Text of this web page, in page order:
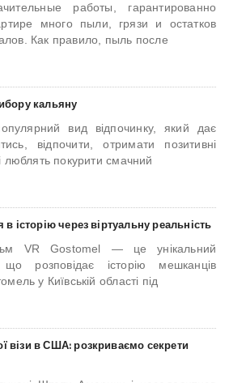
работы, гарантированно
много пыли, грязи и остатков
Как правило, пыль после
кальяну
вид відпочинку, який дає
відпочити, отримати позитивні
люблять покурити смачний
історію через віртуальну реальність
VR Gostomel — це унікальний
що розповідає історію мешканців
у Київській області під
візи в США: розкриваємо секрети